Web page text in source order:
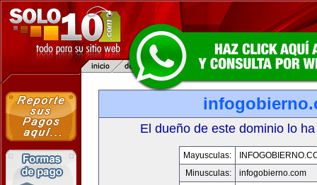
El dueño de este dominio lo
Mayusculas:
Minusculas:
infogobierno.com